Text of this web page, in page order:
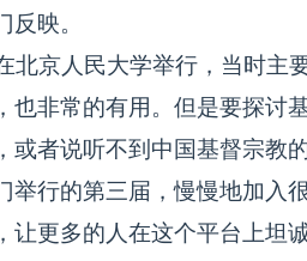
映。
京人民大学举行，当时主
也非常的有用。但是要探讨
或者说听不到中国基督宗教
举行的第三届，慢慢地加入
让更多的人在这个平台上坦